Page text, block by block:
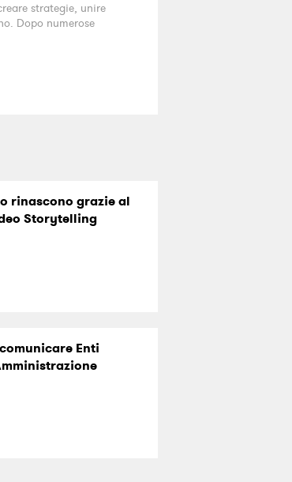
strategie, unire
Dopo numerose
rinascono grazie al
Storytelling
Enti